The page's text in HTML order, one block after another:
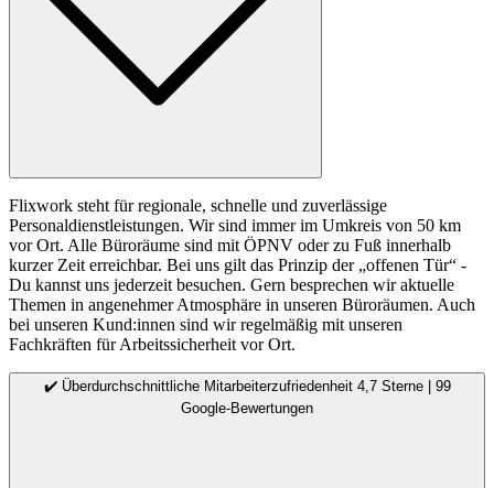
Flixwork steht für regionale, schnelle und zuverlässige
Personaldienstleistungen. Wir sind immer im Umkreis von 50 km
vor Ort. Alle Büroräume sind mit ÖPNV oder zu Fuß innerhalb
kurzer Zeit erreichbar. Bei uns gilt das Prinzip der „offenen Tür“ -
Du kannst uns jederzeit besuchen. Gern besprechen wir aktuelle
Themen in angenehmer Atmosphäre in unseren Büroräumen. Auch
bei unseren Kund:innen sind wir regelmäßig mit unseren
Fachkräften für Arbeitssicherheit vor Ort.
✔️ Überdurchschnittliche Mitarbeiterzufriedenheit 4,7 Sterne | 99
Google-Bewertungen